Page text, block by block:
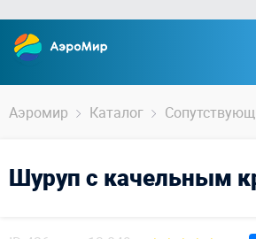
Аэромир Каталог
Шуруп с качельным